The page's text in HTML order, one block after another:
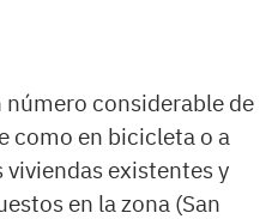
considerable de
como en bicicleta o a
viviendas existentes y
en la zona (San